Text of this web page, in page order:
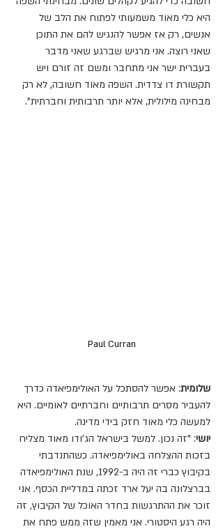
היא כלי מאוד משמעותי לפתוח את הלב של
אנשים, רק אז אפשר להנגיש להם את התוכן
שאני רוצה. אני מרגיש שברגע שאני מדבר
בעברית ישר אני מתחבר ומשם זה זורם ויש
תקשורת דו צדדית. השפה מאוד חשובה, לא רק
מבחינה מילולית, אלא יותר תרבותית וחברתית".
Paul Curran
שלומית: אפשר להסתכל על האולימפיאדה כדרך
להעביר מסרים תרבותיים וחברתיים לאומיים. היא
למעשה כלי מאוד חזק בידי מדינה.
יושי: "זה נכון. למשל בישראל הג'ודו מאוד מצליח
בזכות ההצלחה באולימפיאדה. כשהתנדבתי
בקיבוץ כברי זה היה ב-1992, שנת האולימפיאדה
בברצלונה בה יעל ארד זכתה במדליית הכסף. אני
זוכר את ההתרגשות בחדר האוכל של הקיבוץ, זה
היה רגע היסטורי. אני מאמין שזה ממש פתח את